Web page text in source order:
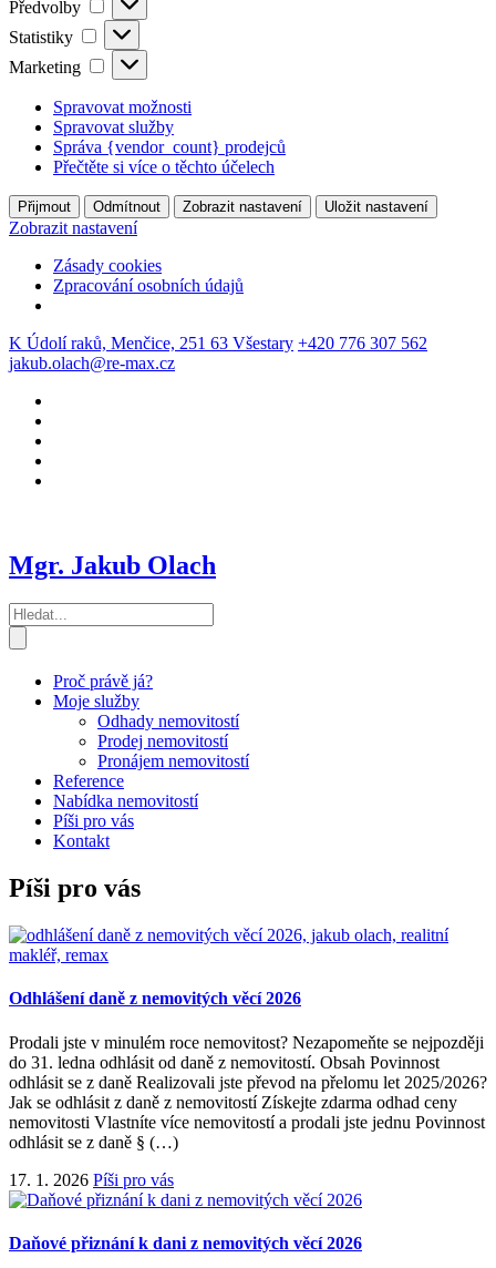
Předvolby
Statistiky Statistiky
Marketing Marketing
Spravovat možnosti
Spravovat služby
Správa {vendor_count} prodejců
Přečtěte si více o těchto účelech
Přijmout Odmítnout Zobrazit nastavení Uložit nastavení
Zobrazit nastavení
Zásady cookies
Zpracování osobních údajů
K Údolí raků, Menčice, 251 63 Všestary +420 776 307 562
jakub.olach@re-max.cz
Mgr. Jakub Olach
Proč právě já?
Moje služby
Odhady nemovitostí
Prodej nemovitostí
Pronájem nemovitostí
Reference
Nabídka nemovitostí
Píši pro vás
Kontakt
Píši pro vás
Odhlášení daně z nemovitých věcí 2026
Prodali jste v minulém roce nemovitost? Nezapomeňte se nejpozději
do 31. ledna odhlásit od daně z nemovitostí. Obsah Povinnost
odhlásit se z daně Realizovali jste převod na přelomu let 2025/2026?
Jak se odhlásit z daně z nemovitostí Získejte zdarma odhad ceny
nemovitosti Vlastníte více nemovitostí a prodali jste jednu Povinnost
odhlásit se z daně § (…)
17. 1. 2026 Píši pro vás
Daňové přiznání k dani z nemovitých věcí 2026